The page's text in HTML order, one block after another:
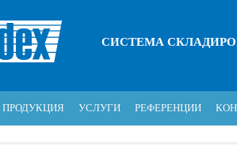
СИСТЕМА
ПРОДУКЦИЯ УСЛУГИ РЕФЕРЕНЦИИ